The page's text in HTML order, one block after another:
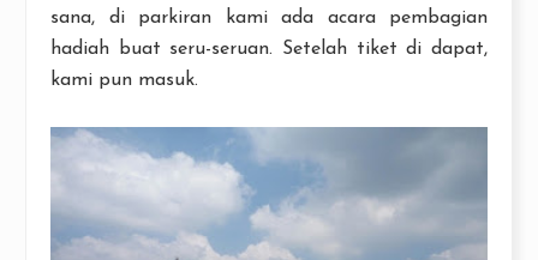
sana, di parkiran kami ada acara pembagian
hadiah buat seru-seruan. Setelah tiket di dapat,
kami pun masuk.